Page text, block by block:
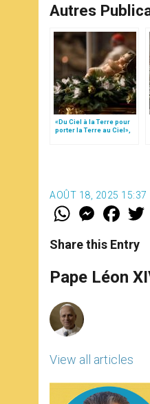
Autres
«Du Ciel à la Terre pour
porter la Terre au Ciel»,
AOÛT 18, 2025 15:37
W
t
s
p
p
M
e
s
e
g
e
F
a
e
b
o
k
Share this Entry
Pape Léon
View all articles